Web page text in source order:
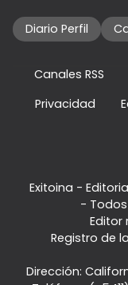
Diario Perfil
Canales RSS
Privacidad
Exitoina -
-
Editor
Registro de
Dirección: